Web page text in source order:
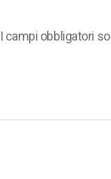
I campi obbligatori